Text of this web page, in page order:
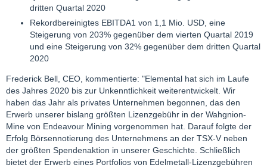
dritten Quartal 2020
Rekordbereinigtes EBITDA1 von 1,1 Mio. USD, eine
Steigerung von 203% gegenüber dem vierten Quartal 2019
und eine Steigerung von 32% gegenüber dem dritten Quartal
2020
Frederick Bell, CEO, kommentierte: "Elemental hat sich im Laufe
des Jahres 2020 bis zur Unkenntlichkeit weiterentwickelt. Wir
haben das Jahr als privates Unternehmen begonnen, das den
Erwerb unserer bislang größten Lizenzgebühr in der Wahgnion-
Mine von Endeavour Mining vorgenommen hat. Darauf folgte der
Erfolg Börsennotierung des Unternehmens an der TSX-V neben
der größten Spendenaktion in unserer Geschichte. Schließlich
bietet der Erwerb eines Portfolios von Edelmetall-Lizenzgebühren